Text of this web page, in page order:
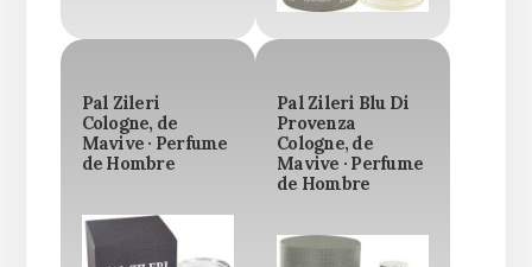
Pal Zileri
Cologne, de
Mavive · Perfume
de Hombre
Pal Zileri Blu Di
Provenza
Cologne, de
Mavive · Perfume
de Hombre